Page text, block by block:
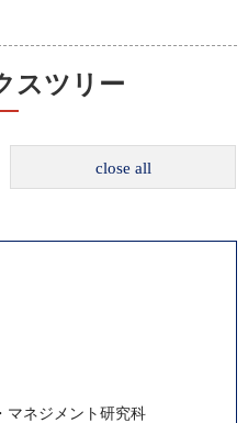
スツリー
close all
マネジメント研究科